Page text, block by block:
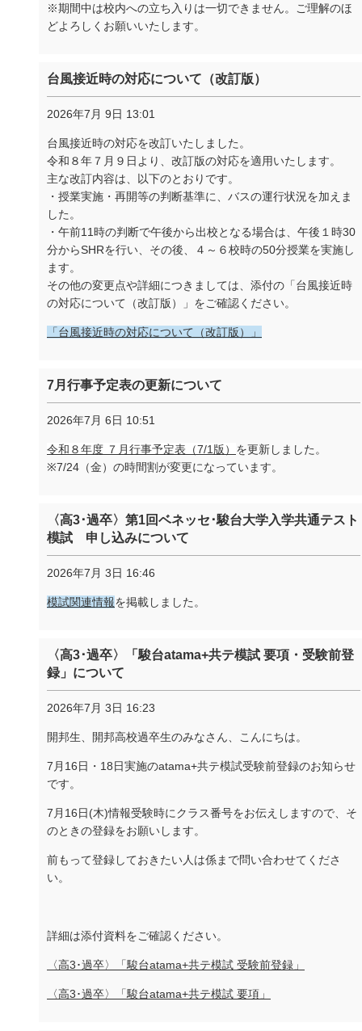
※期間中は校内への立ち入りは一切できません。ご理解のほ
どよろしくお願いいたします。
台風接近時の対応について（改訂版）
2026年7月 9日 13:01
台風接近時の対応を改訂いたしました。
令和８年７月９日より、改訂版の対応を適用いたします。
主な改訂内容は、以下のとおりです。
・授業実施・再開等の判断基準に、バスの運行状況を加えま
した。
・午前11時の判断で午後から出校となる場合は、午後１時30
分からSHRを行い、その後、４～６校時の50分授業を実施し
ます。
その他の変更点や詳細につきましては、添付の「台風接近時
の対応について（改訂版）」をご確認ください。
「台風接近時の対応について（改訂版）」
7月行事予定表の更新について
2026年7月 6日 10:51
令和８年度 ７月行事予定表（7/1版） を更新しました。
※7/24（金）の時間割が変更になっています。
〈高3･過卒〉第1回ベネッセ･駿台大学入学共通テスト
模試 申し込みについて
2026年7月 3日 16:46
模試関連情報を掲載しました。
〈高3･過卒〉「駿台atama+共テ模試 要項・受験前登
録」について
2026年7月 3日 16:23
開邦生、開邦高校過卒生のみなさん、こんにちは。
7月16日・18日実施のatama+共テ模試受験前登録のお知らせ
です。
7月16日(木)情報受験時にクラス番号をお伝えしますので、そ
のときの登録をお願いします。
前もって登録しておきたい人は係まで問い合わせてくださ
い。
詳細は添付資料をご確認ください。
〈高3･過卒〉「駿台atama+共テ模試 受験前登録」
〈高3･過卒〉「駿台atama+共テ模試 要項」